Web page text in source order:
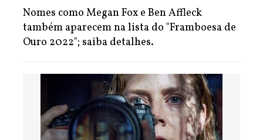
Nomes como Megan Fox e Ben Affleck
também aparecem na lista do "Framboesa de
Ouro 2022"; saiba detalhes.